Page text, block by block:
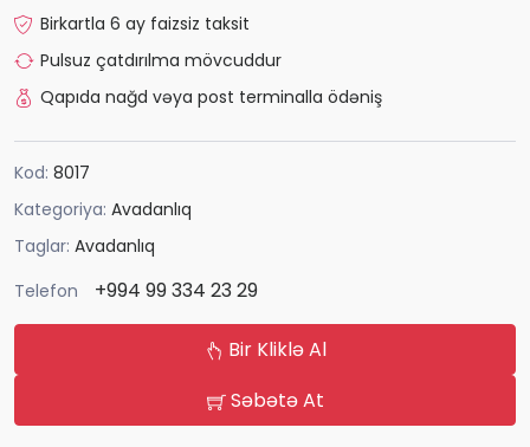
Birkartla 6 ay faizsiz taksit
Pulsuz çatdırılma mövcuddur
Qapıda nağd vəya post terminalla ödəniş
Kod: 8017
Kategoriya: Avadanlıq
Taglar: Avadanlıq
Telefon
+994 99 334 23 29
Bir Kliklə Al
Səbətə At